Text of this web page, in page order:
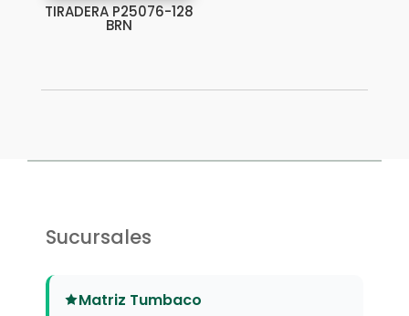
TIRADERA P25076-128
BRN
Sucursales
Matriz Tumbaco